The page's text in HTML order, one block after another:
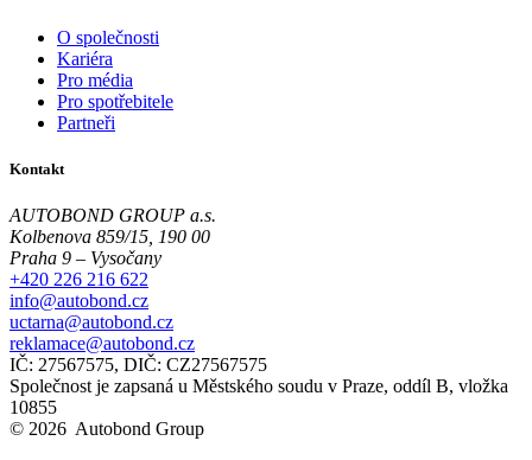
O společnosti
Kariéra
Pro média
Pro spotřebitele
Partneři
Kontakt
AUTOBOND GROUP a.s.
Kolbenova 859/15, 190 00
Praha 9 – Vysočany
+420 226 216 622
info@autobond.cz
uctarna@autobond.cz
reklamace@autobond.cz
IČ: 27567575, DIČ: CZ27567575
Společnost je zapsaná u Městského soudu v Praze, oddíl B, vložka
10855
© 2026 Autobond Group